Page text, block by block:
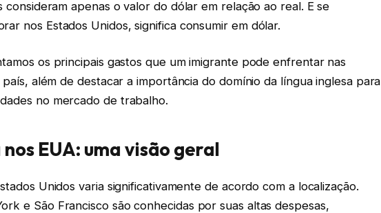
consideram apenas o valor do dólar em relação ao real. E se
nos Estados Unidos, significa consumir em dólar.
os principais gastos que um imigrante pode enfrentar nas
além de destacar a importância do domínio da língua inglesa para
no mercado de trabalho.
EUA: uma visão geral
Unidos varia significativamente de acordo com a localização.
e São Francisco são conhecidas por suas altas despesas,